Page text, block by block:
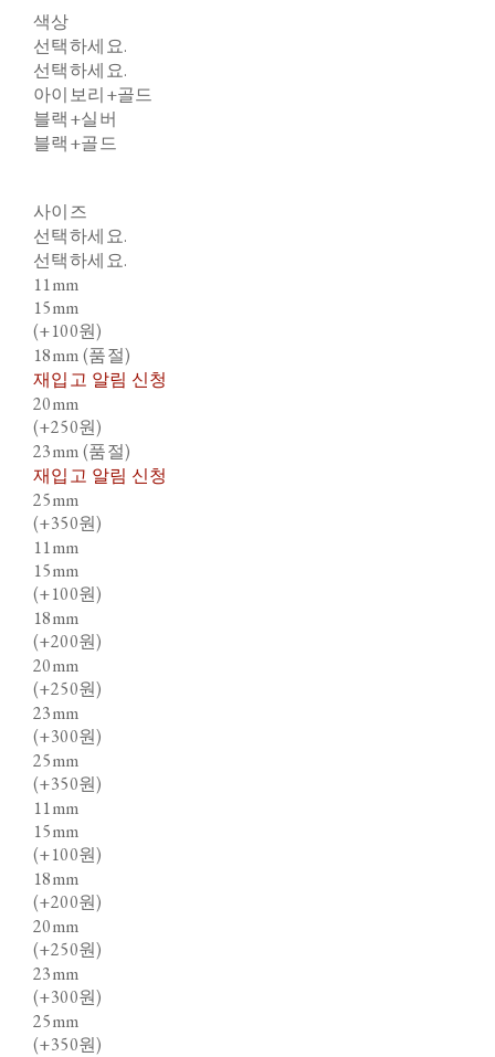
색상
선택하세요.
선택하세요.
아이보리+골드
블랙+실버
블랙+골드
사이즈
선택하세요.
선택하세요.
11mm
15mm
(+100원)
18mm (품절)
재입고 알림 신청
20mm
(+250원)
23mm (품절)
재입고 알림 신청
25mm
(+350원)
11mm
15mm
(+100원)
18mm
(+200원)
20mm
(+250원)
23mm
(+300원)
25mm
(+350원)
11mm
15mm
(+100원)
18mm
(+200원)
20mm
(+250원)
23mm
(+300원)
25mm
(+350원)